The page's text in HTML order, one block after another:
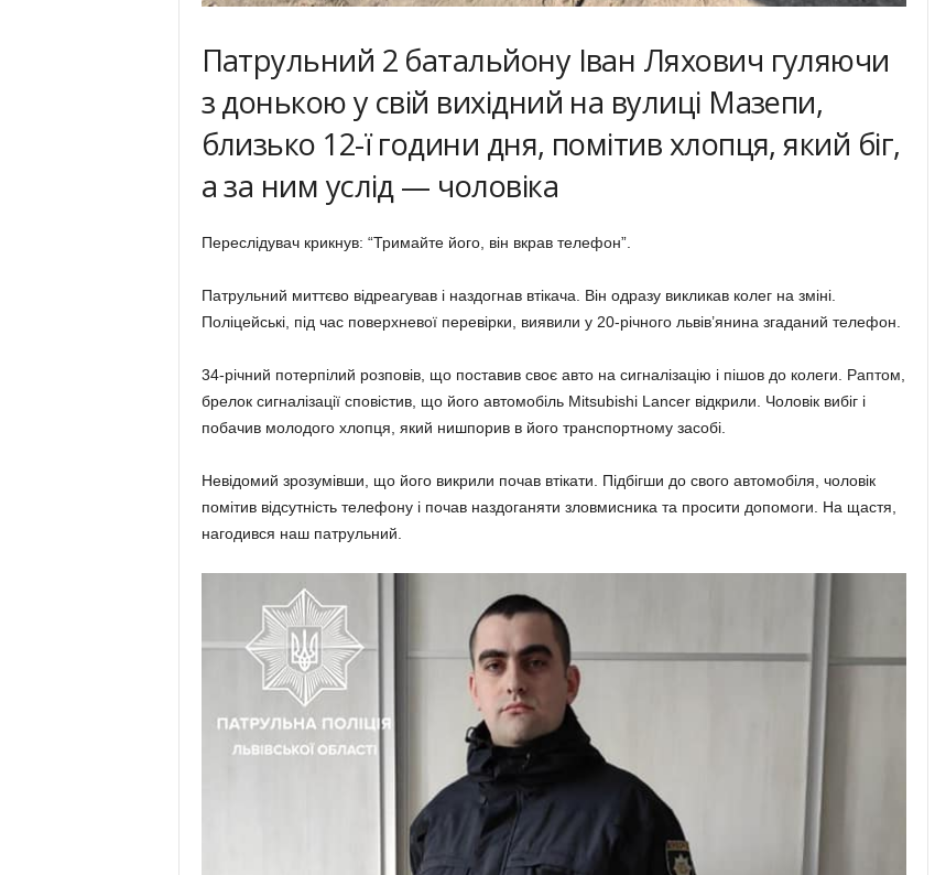
Патрульний 2 батальйону Іван Ляхович гуляючи
з донькою у свій вихідний на вулиці Мазепи,
близько 12-ї години дня, помітив хлопця, який біг,
а за ним услід — чоловіка
Переслідувач крикнув: “Тримайте його, він вкрав телефон”.
Патрульний миттєво відреагував і наздогнав втікача. Він одразу викликав колег на зміні.
Поліцейські, під час поверхневої перевірки, виявили у 20-річного львів’янина згаданий телефон.
34-річний потерпілий розповів, що поставив своє авто на сигналізацію і пішов до колеги. Раптом,
брелок сигналізації сповістив, що його автомобіль Mitsubishi Lancer відкрили. Чоловік вибіг і
побачив молодого хлопця, який нишпорив в його транспортному засобі.
Невідомий зрозумівши, що його викрили почав втікати. Підбігши до свого автомобіля, чоловік
помітив відсутність телефону і почав наздоганяти зловмисника та просити допомоги. На щастя,
нагодився наш патрульний.